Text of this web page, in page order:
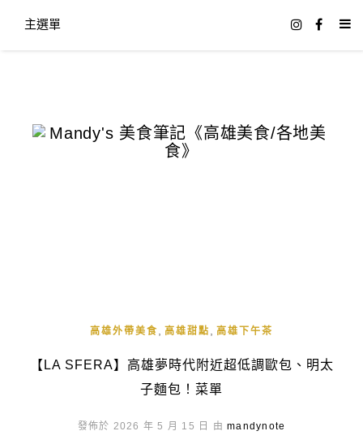
主選單
高雄外帶美食 高雄甜點 高雄下午茶
【LA SFERA】高雄夢時代附近超低調歐包、明太
子麵包！菜單
發佈於 2026 年 5 月 15 日 由mandynote